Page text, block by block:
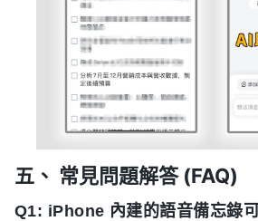
五、 常見問題解答 (FAQ)
Q1: iPhone 內建的語音備忘錄